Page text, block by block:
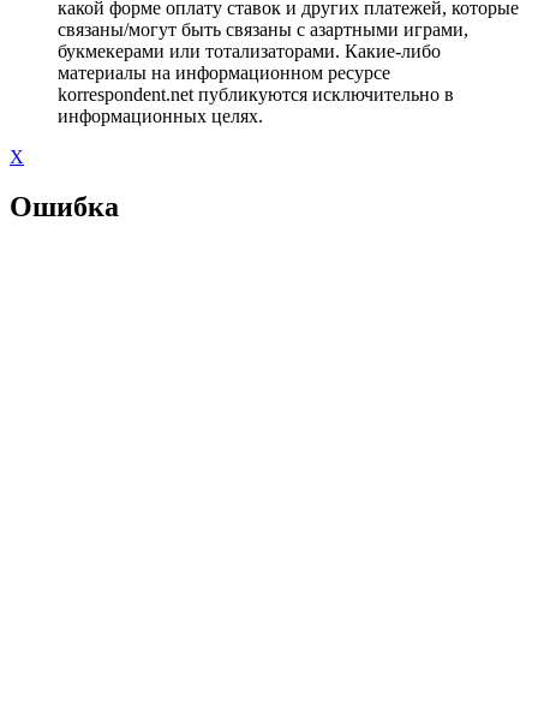
какой форме оплату ставок и других платежей, которые
связаны/могут быть связаны с азартными играми,
букмекерами или тотализаторами. Какие-либо
материалы на информационном ресурсе
korrespondent.net публикуются исключительно в
информационных целях.
X
Ошибка